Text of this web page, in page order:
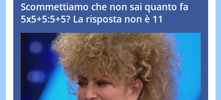
Scommettiamo che non sai quanto fa
5x5+5:5+5? La risposta non è 11